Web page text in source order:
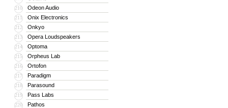
210 Odeon Audio
211 Onix Electronics
212 Onkyo
213 Opera Loudspeakers
214 Optoma
215 Orpheus Lab
216 Ortofon
217 Paradigm
218 Parasound
219 Pass Labs
220 Pathos